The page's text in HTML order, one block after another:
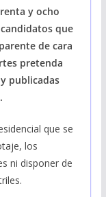
y ocho
que
de cara
pretenda
publicadas
que se
los
ni disponer de